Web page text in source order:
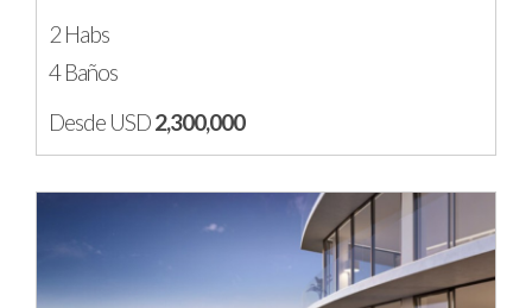
2 Habs
4 Baños
Desde USD2,300,000